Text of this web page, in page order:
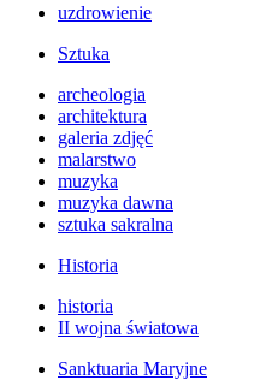
uzdrowienie
Sztuka
archeologia
architektura
galeria zdjęć
malarstwo
muzyka
muzyka dawna
sztuka sakralna
Historia
historia
II wojna światowa
Sanktuaria Maryjne